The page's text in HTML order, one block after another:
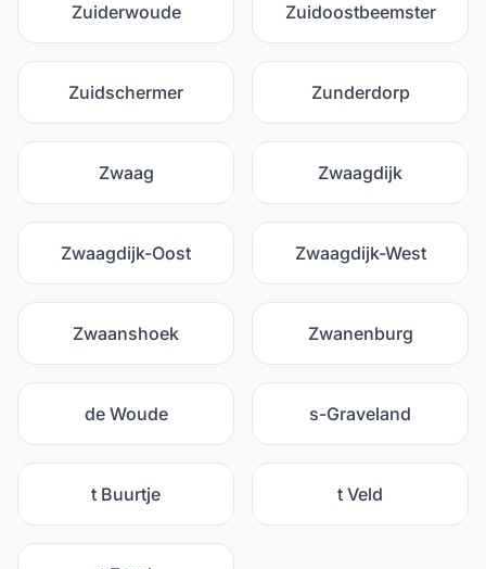
Zuiderwoude Zuidoostbeemster
Zuidschermer Zunderdorp
Zwaag Zwaagdijk
Zwaagdijk-Oost Zwaagdijk-West
Zwaanshoek Zwanenburg
de Woude s-Graveland
t Buurtje t Veld